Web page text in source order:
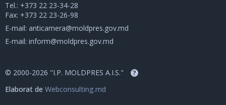
Tel.: +373 22 23-34-28
Fax: +373 22 23-26-98
E-mail: anticamera@moldpres.gov.md
E-mail: inform@moldpres.gov.md
© 2000-2026 "I.P. MOLDPRES A.I.S." ?
Elaborat de Webconsulting.md